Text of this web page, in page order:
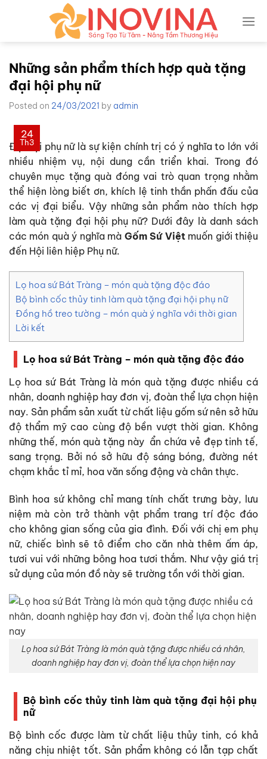
Những sản phẩm thích hợp quà tặng
đại hội phụ nữ
Posted on 24/03/2021 by admin
24
Th3
Đại hội phụ nữ là sự kiện chính trị có ý nghĩa to lớn với
nhiều nhiệm vụ, nội dung cần triển khai. Trong đó
chuyên mục tặng quà đóng vai trò quan trọng nhằm
thể hiện lòng biết ơn, khích lệ tinh thần phấn đấu của
các vị đại biểu. Vậy những sản phẩm nào thích hợp
làm quà tặng đại hội phụ nữ? Dưới đây là danh sách
các món quà ý nghĩa mà Gốm Sứ Việtmuốn giới thiệu
đến Hội liên hiệp Phụ nữ.
Lọ hoa sứ Bát Tràng – món quà tặng độc đáo
Bộ bình cốc thủy tinh làm quà tặng đại hội phụ nữ
Đồng hồ treo tường – món quà ý nghĩa với thời gian
Lời kết
Lọ hoa sứ Bát Tràng – món quà tặng độc đáo
Lọ hoa sứ Bát Tràng là món quà tặng được nhiều cá
nhân, doanh nghiệp hay đơn vị, đoàn thể lựa chọn hiện
nay. Sản phẩm sản xuất từ chất liệu gốm sứ nên sở hữu
độ thẩm mỹ cao cùng độ bền vượt thời gian. Không
những thế, món quà tặng này ẩn chứa vẻ đẹp tinh tế,
sang trọng. Bởi nó sở hữu độ sáng bóng, đường nét
chạm khắc tỉ mỉ, hoa văn sống động và chân thực.
Bình hoa sứ không chỉ mang tính chất trưng bày, lưu
niệm mà còn trở thành vật phẩm trang trí độc đáo
cho không gian sống của gia đình. Đối với chị em phụ
nữ, chiếc bình sẽ tô điểm cho căn nhà thêm ấm áp,
tươi vui với những bông hoa tươi thắm. Như vậy giá trị
sử dụng của món đồ này sẽ trường tồn với thời gian.
Lọ hoa sứ Bát Tràng là món quà tặng được nhiều cá nhân,
doanh nghiệp hay đơn vị, đoàn thể lựa chọn hiện nay
Bộ bình cốc thủy tinh làm quà tặng đại hội phụ
nữ
Bộ bình cốc được làm từ chất liệu thủy tinh, có khả
năng chịu nhiệt tốt. Sản phẩm không có lẫn tạp chất